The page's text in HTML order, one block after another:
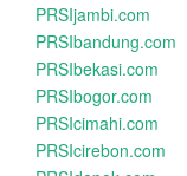
PRSIjambi.com
PRSIbandung.com
PRSIbekasi.com
PRSIbogor.com
PRSIcimahi.com
PRSIcirebon.com